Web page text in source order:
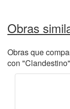
Obras
Obras que
con